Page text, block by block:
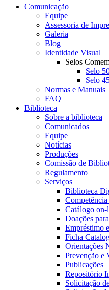
Comunicação
Equipe
Assessoria de
Galeria
Blog
Identidade Visual
Selos
Selo
Selo
Normas e Manuais
FAQ
Biblioteca
Sobre a biblioteca
Comunicados
Equipe
Notícias
Produções
Comissão de
Regulamento
Serviços
Biblioteca
Catálogo
Doações
Empréstimo
Ficha
Orientações
Prevenção e
Publicações
Repositório
Solicitação